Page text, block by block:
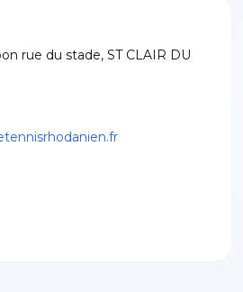
rue du stade,ST CLAIR DU